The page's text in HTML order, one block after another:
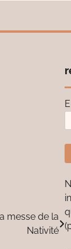
messe de la
Nativité